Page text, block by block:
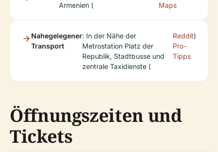
Armenien (
Maps
Nahegelegener
Transport
: In der Nähe der
Metrostation Platz der
Republik, Stadtbusse und
zentrale Taxidienste (
Reddit
Pro-
Tipps
)
Öffnungszeiten und
Tickets